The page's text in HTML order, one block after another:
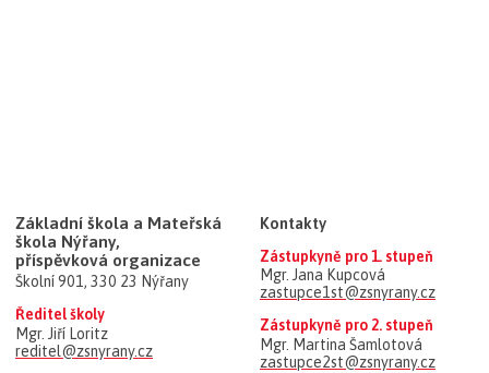
Základní škola a Mateřská
škola Nýřany,
příspěvková organizace
Školní 901, 330 23 Nýřany
Ředitel školy
Mgr. Jiří Loritz
reditel@zsnyrany.cz
Kontakty
Zástupkyně pro 1. stupeň
Mgr. Jana Kupcová
zastupce1st@zsnyrany.cz
Zástupkyně pro 2. stupeň
Mgr. Martina Šamlotová
zastupce2st@zsnyrany.cz